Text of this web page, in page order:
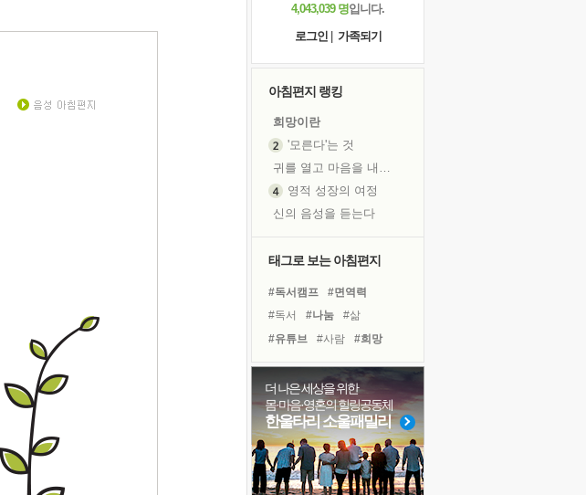
4,043,039 명입니다.
로그인
가족되기
아침편지 랭킹
희망이란
'모른다'는 것
귀를 열고 마음을 내어주고
영적 성장의 여정
신의 음성을 듣는다
극과 극의 양 끝단
'말 타는 법'을 먼저
졸업식 사진을 보며
극심한 변비, 어깨결림, 수면 장애
아픈 아버지를 위한 공간 설계
슬럼프
보고 싶은 어머니
태그로 보는 아침편지
#독서캠프
#면역력
#독서
#나눔
#삶
#유튜브
#사람
#희망
#위기
#친구
#아이들
#극복
#계획
#리더
#경험
#건강
#바이러스
#다짐
#링컨학교
#힐링
#선택
더 나은 세상을 위한
몸·마음·영혼의 힐링공동체
한울타리 소울패밀리